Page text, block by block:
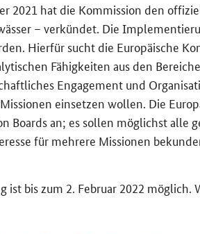
2021 hat die Kom­mis­si­on den
– ver­kün­det. Die
Hier­für sucht die Eu­ro­päi­sche
Fä­hig­kei­ten aus den
En­ga­ge­ment und
ein­set­zen wol­len. Die
Boardsan; es sol­len mög­lichst alle
für meh­re­re Mis­sio­nen
ist bis zum 2. Fe­bru­ar 2022